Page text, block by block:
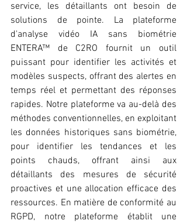
service, les détaillants ont besoin de
solutions de pointe. La plateforme
d'analyse vidéo IA sans biométrie
ENTERA™ de C2RO fournit un outil
puissant pour identifier les activités et
modèles suspects, offrant des alertes en
temps réel et permettant des réponses
rapides. Notre plateforme va au-delà des
méthodes conventionnelles, en exploitant
les données historiques sans biométrie,
pour identifier les tendances et les
points chauds, offrant ainsi aux
détaillants des mesures de sécurité
proactives et une allocation efficace des
ressources. En matière de conformité au
RGPD, notre plateforme établit une